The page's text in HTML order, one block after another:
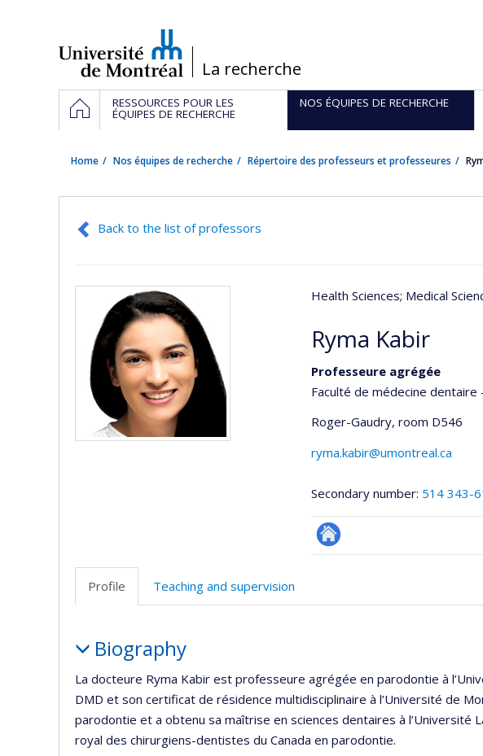
/La recherche
Navigation
principale
HOMERESSOURCES POUR LES
ÉQUIPES DE RECHERCHE
NOS ÉQUIPES DE RECHERCHE
Home Nos équipes de recherche Répertoire des professeurs et professeures
Back to the list of professors
Health Sciences; Medical
Ryma Kabir
Professeure agrégée
Faculté de médecine
Roger-Gaudry, room D546
ryma.kabir@umontreal.ca
Secondary number: 514 343-
ResearchGate
Profile
Teaching and supervision
Biography
La docteure Ryma Kabir est professeure agrégée en parodontie à
DMD et son certificat de résidence multidisciplinaire à l’Université de
parodontie et a obtenu sa maîtrise en sciences dentaires à l’Université
royal des chirurgiens-dentistes du Canada en parodontie.